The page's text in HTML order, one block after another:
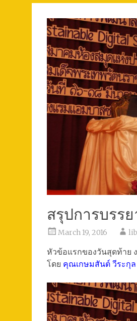
สรุปการบรร
March 19, 2016
หัวข้อแรกของวันสุดท้าย
โดย คุณเกษมสันต์ วีระกุล